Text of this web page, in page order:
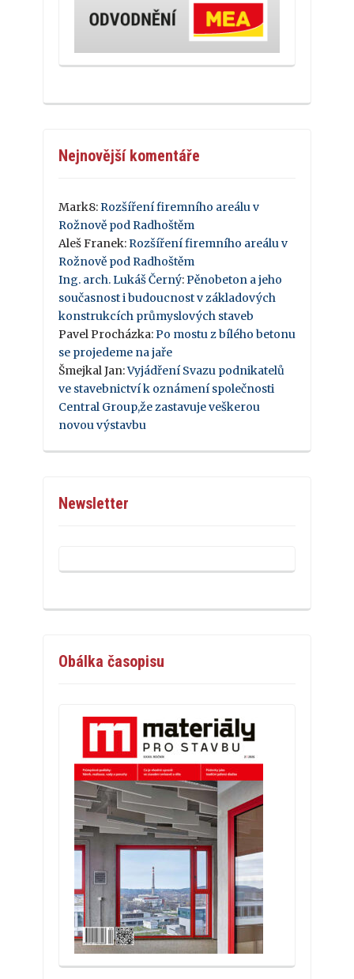
Nejnovější komentáře
Mark8: Rozšíření firemního areálu v
Rožnově pod Radhoštěm
Aleš Franek: Rozšíření firemního areálu v
Rožnově pod Radhoštěm
Ing. arch. Lukáš Černý: Pěnobeton a jeho
současnost i budoucnost v základových
konstrukcích průmyslových staveb
Pavel Procházka: Po mostu z bílého betonu
se projedeme na jaře
Šmejkal Jan:Vyjádření Svazu podnikatelů
ve stavebnictví k oznámení společnosti
Central Group,že zastavuje veškerou
novou výstavbu
Newsletter
Obálka časopisu